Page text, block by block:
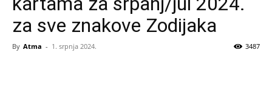
za sve znakove Zodijaka
By Atma - 1. srpnja 2024. 3487